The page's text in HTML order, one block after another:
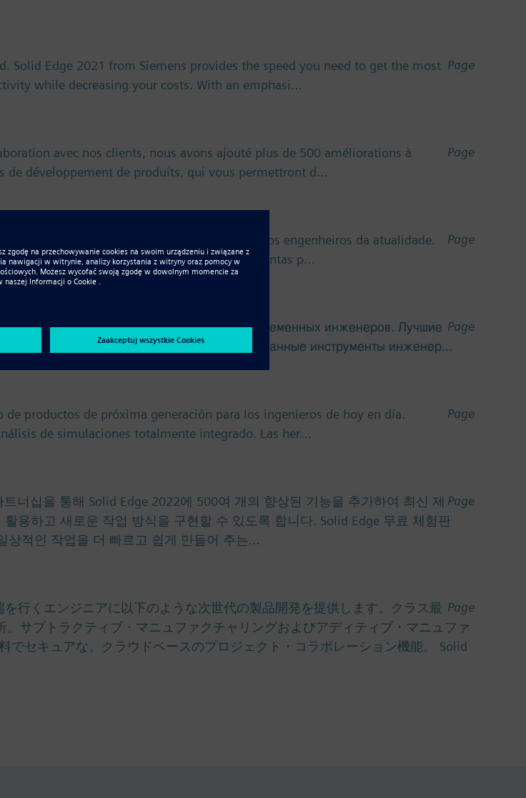
Page
Solid Edge 2021 from Siemens provides the speed you need to get the most
while decreasing your costs. With an emphasi…
Page
avec nos clients, nous avons ajouté plus de 500 améliorations à
de développement de produits, qui vous permettront d…
Page
de produtos da próxima geração para os engenheiros da atualidade.
integrada. As mais recentes ferramentas p…
Page
изделий нового поколения для современных инженеров. Лучшие
и печатных плат. Полностью интегрированные инструменты инженер…
Page
productos de próxima generación para los ingenieros de hoy en día.
de simulaciones totalmente integrado. Las her…
Page
너십을 통해 Solid Edge 2022에 500여 개의 향상된 기능을 추가하여 최신 제
용하고 새로운 작업 방식을 구현할 수 있도록 합니다. Solid Edge 무료 체험판
상적인 작업을 더 빠르고 쉽게 만들어 주는…
Page
行くエンジニアに以下のような次世代の製品開発を提供します。クラス最
サブトラクティブ・マニュファクチャリングおよびアディティブ・マニュファ
セキュアな、クラウドベースのプロジェクト・コラボレーション機能。 Solid